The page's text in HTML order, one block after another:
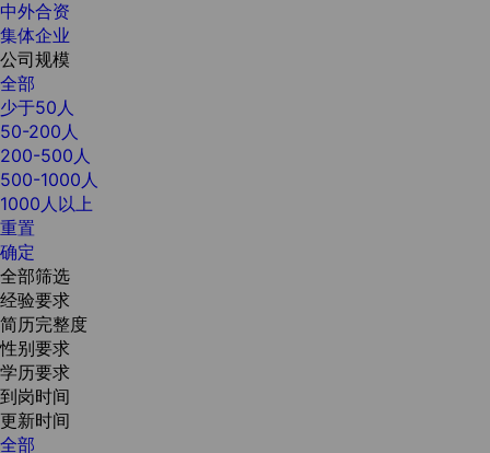
中外合资
集体企业
公司规模
全部
少于50人
50-200人
200-500人
500-1000人
1000人以上
重置
确定
全部筛选
经验要求
简历完整度
性别要求
学历要求
到岗时间
更新时间
全部